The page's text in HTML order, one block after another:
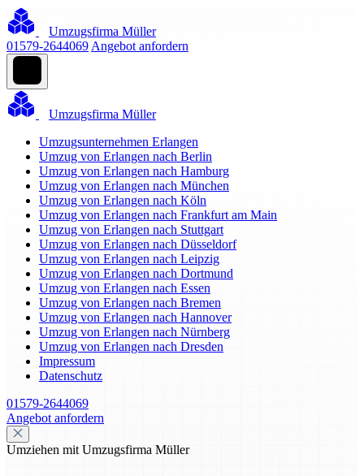
Umzugsfirma Müller
01579-2644069 Angebot anfordern
Umzugsfirma Müller
Umzugsunternehmen Erlangen
Umzug von Erlangen nach Berlin
Umzug von Erlangen nach Hamburg
Umzug von Erlangen nach München
Umzug von Erlangen nach Köln
Umzug von Erlangen nach Frankfurt am Main
Umzug von Erlangen nach Stuttgart
Umzug von Erlangen nach Düsseldorf
Umzug von Erlangen nach Leipzig
Umzug von Erlangen nach Dortmund
Umzug von Erlangen nach Essen
Umzug von Erlangen nach Bremen
Umzug von Erlangen nach Hannover
Umzug von Erlangen nach Nürnberg
Umzug von Erlangen nach Dresden
Impressum
Datenschutz
01579-2644069
Angebot anfordern
Umziehen mit Umzugsfirma Müller